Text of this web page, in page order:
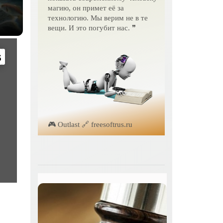
магию, он примет её за
технологию. Мы верим не в те
вещи. И это погубит нас. ❞
🎮 Outlast 🔗 freesoftrus.ru